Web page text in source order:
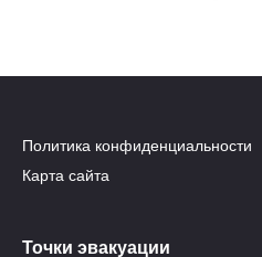
Политика конфиденциальности
Карта сайта
Точки эвакуации